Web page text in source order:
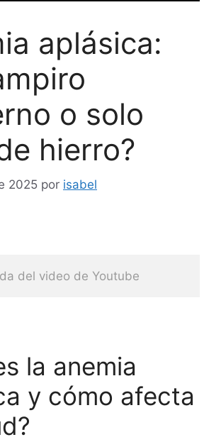
aplásica:
o solo
hierro?
2025 por isabel
del video de Youtube
la anemia
y cómo afecta